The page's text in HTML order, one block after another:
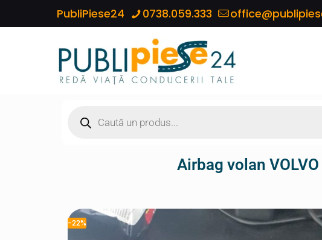
PubliPiese24 0738.059.333
Airbag volan
-22%